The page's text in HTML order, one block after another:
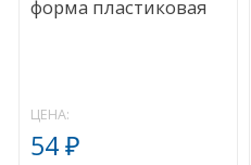
форма пластиковая
ЦЕНА:
54₽